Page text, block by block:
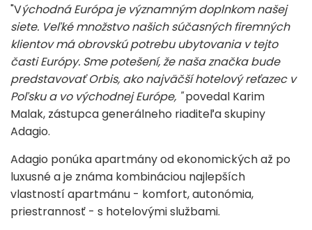
"Východná Európa je významným doplnkom našej
siete. Veľké množstvo našich súčasných firemných
klientov má obrovskú potrebu ubytovania v tejto
časti Európy. Sme potešení, že naša značka bude
predstavovať Orbis, ako najväčší hotelový reťazec v
Poľsku a vo východnej Európe, "povedal Karim
Malak, zástupca generálneho riaditeľa skupiny
Adagio.
Adagio ponúka apartmány od ekonomických až po
luxusné a je známa kombináciou najlepších
vlastností apartmánu - komfort, autonómia,
priestrannosť - s hotelovými službami.